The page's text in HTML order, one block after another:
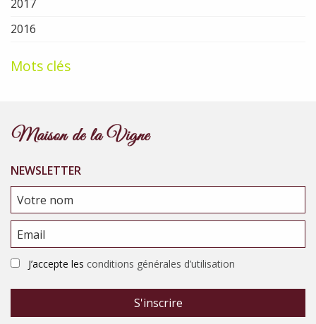
2017
2016
Mots clés
NEWSLETTER
J’accepte les conditions générales d’utilisation